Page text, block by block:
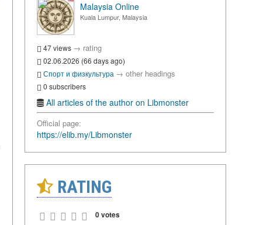
Malaysia Online
Kuala Lumpur, Malaysia
47 views → rating
02.06.2026 (66 days ago)
Спорт и физкультура → other headings
0 subscribers
All articles of the author on Libmonster
Official page:
https://elib.my/Libmonster
RATING
0 votes